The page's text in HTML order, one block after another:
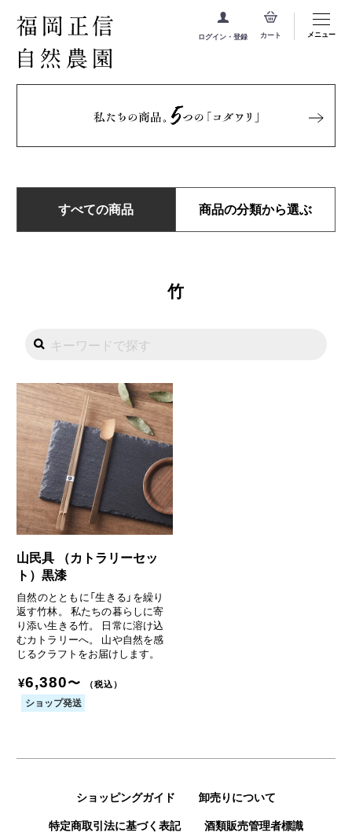
ログイン・登録 カート メニュー
すべての商品 商品の分類から選ぶ
竹
山民具 （カトラリーセッ
ト）黒漆
自然のとともに「生きる」を繰り
返す竹林。 私たちの暮らしに寄
り添い生きる竹。 日常に溶け込
むカトラリーへ。 山や自然を感
じるクラフトをお届けします。
¥6,380〜 （税込）
ショップ発送
ショッピングガイド 卸売りについて
特定商取引法に基づく表記 酒類販売管理者標識